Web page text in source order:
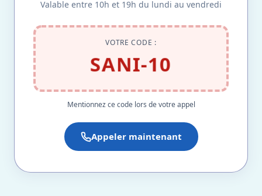
Valable entre 10h et 19h du lundi au vendredi
VOTRE CODE :
SANI-10
Mentionnez ce code lors de votre appel
Appeler maintenant